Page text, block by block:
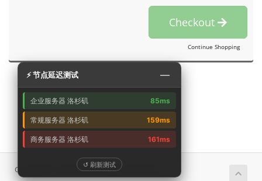
Checkout
Continue Shopping
Copyright © 2026 艾云. All Rights Reserved.
⚡ 节点延迟测试 —
企业服务器 洛杉矶 85ms
常规服务器 洛杉矶 159ms
商务服务器 洛杉矶 161ms
↺ 刷新测试